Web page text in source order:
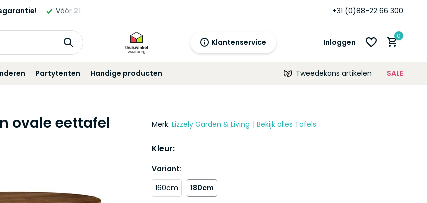
geleverd!* Standaard +31 (0)88-22 66 300
Klantenservice Inloggen
morgen
0
Partytenten Handige producten Tweedekans artikelen SALE
ovale eettafel Merk: Lizzely Garden & Living Bekijk alles Tafels
Kleur:
Variant:
160cm
180cm